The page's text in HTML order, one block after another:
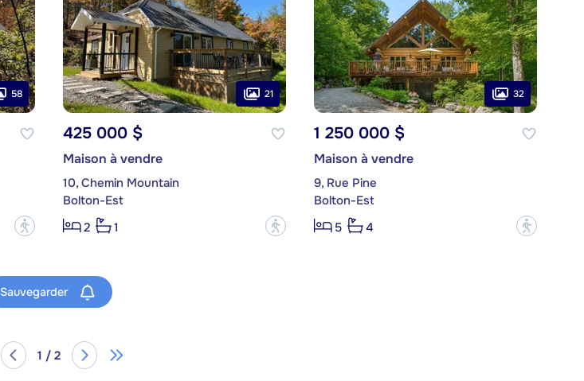
58
?
21
425 000 $
Maison à vendre
10, Chemin Mountain
Bolton-Est
2
1 ?
32
1 250 000 $
Maison à vendre
9, Rue Pine
Bolton-Est
5
4 ?
Sauvegarder
1 / 2